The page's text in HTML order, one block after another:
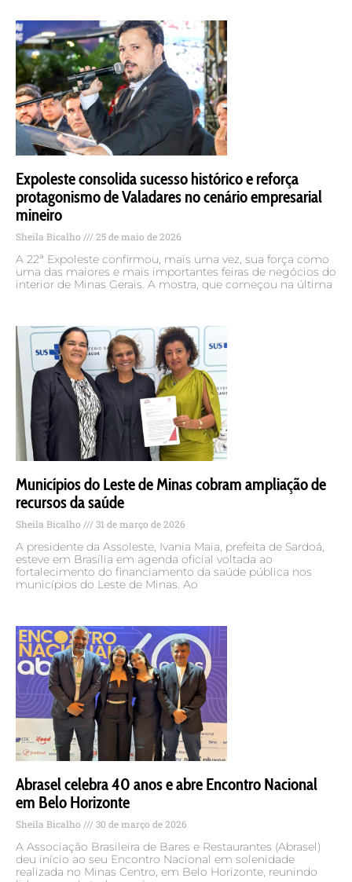
Expoleste consolida sucesso histórico e reforça
protagonismo de Valadares no cenário empresarial
mineiro
Sheila Bicalho 25 de maio de 2026
A 22ª Expoleste confirmou, mais uma vez, sua força como
uma das maiores e mais importantes feiras de negócios do
interior de Minas Gerais. A mostra, que começou na última
Municípios do Leste de Minas cobram ampliação de
recursos da saúde
Sheila Bicalho 31 de março de 2026
A presidente da Assoleste, Ivania Maia, prefeita de Sardoá,
esteve em Brasília em agenda oficial voltada ao
fortalecimento do financiamento da saúde pública nos
municípios do Leste de Minas. Ao
Abrasel celebra 40 anos e abre Encontro Nacional
em Belo Horizonte
Sheila Bicalho 30 de março de 2026
A Associação Brasileira de Bares e Restaurantes (Abrasel)
deu início ao seu Encontro Nacional em solenidade
realizada no Minas Centro, em Belo Horizonte, reunindo